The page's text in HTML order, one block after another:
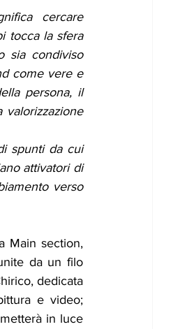
cercare
tocca la sfera
sia condiviso
come vere e
persona, il
spunti da cui
attivatori di
verso
Main section,
da un filo
dedicata
e video;
in luce